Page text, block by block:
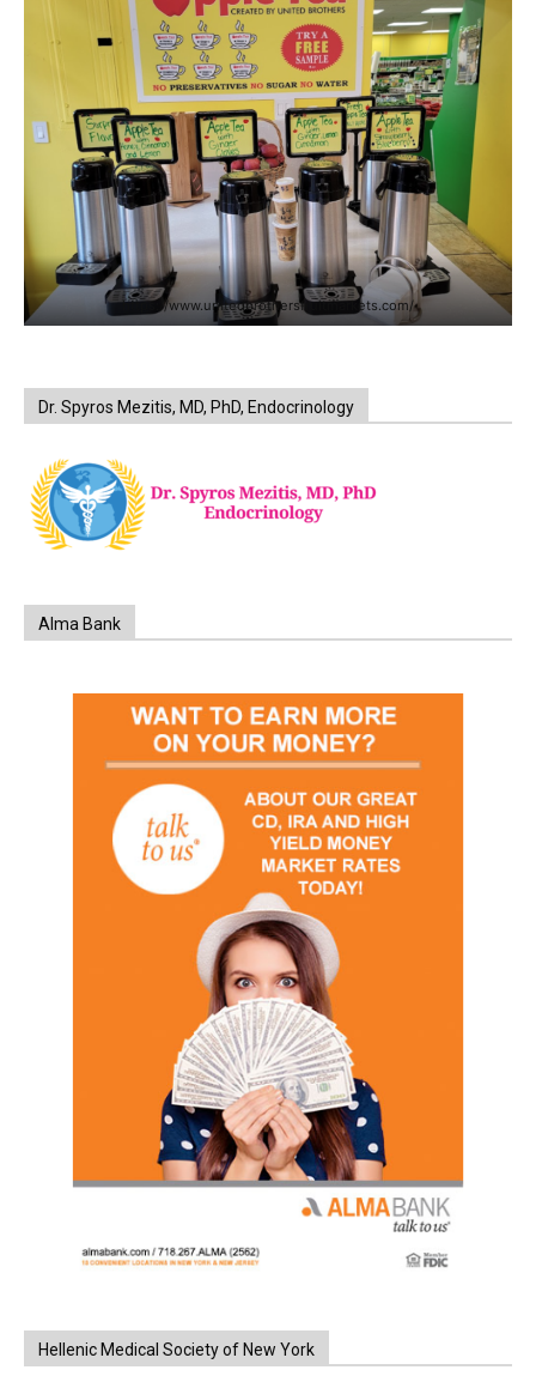
https://www.unitedbrothersfruitmarkets.com/
Dr. Spyros Mezitis, MD, PhD, Endocrinology
Alma Bank
Hellenic Medical Society of New York